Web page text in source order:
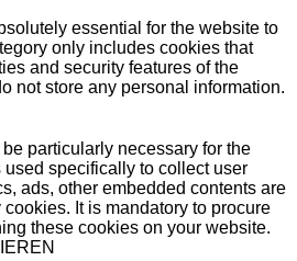
essential for the website to
only includes cookies that
and security features of the
not store any personal information.
particularly necessary for the
specifically to collect user
ads, other embedded contents are
It is mandatory to procure
these cookies on your website.